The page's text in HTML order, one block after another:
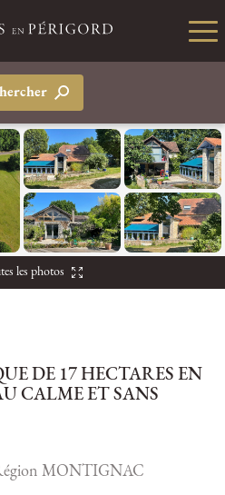
les photos
DE 17 HECTARES EN
CALME ET SANS
MONTIGNAC